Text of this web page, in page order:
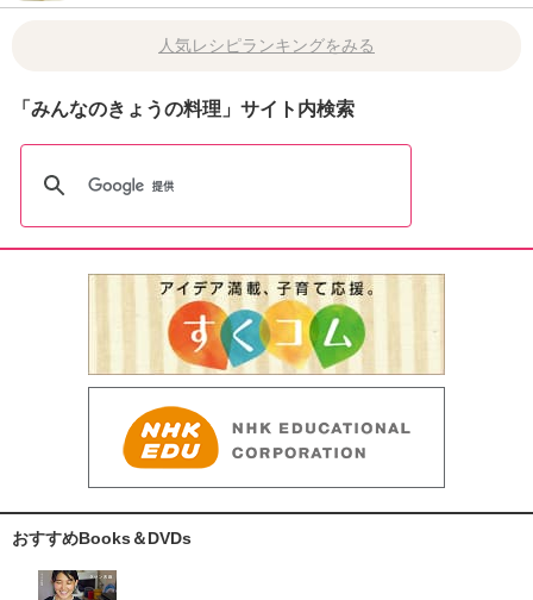
人気レシピランキングをみる
「みんなのきょうの料理」サイト内検索
おすすめBooks＆DVDs